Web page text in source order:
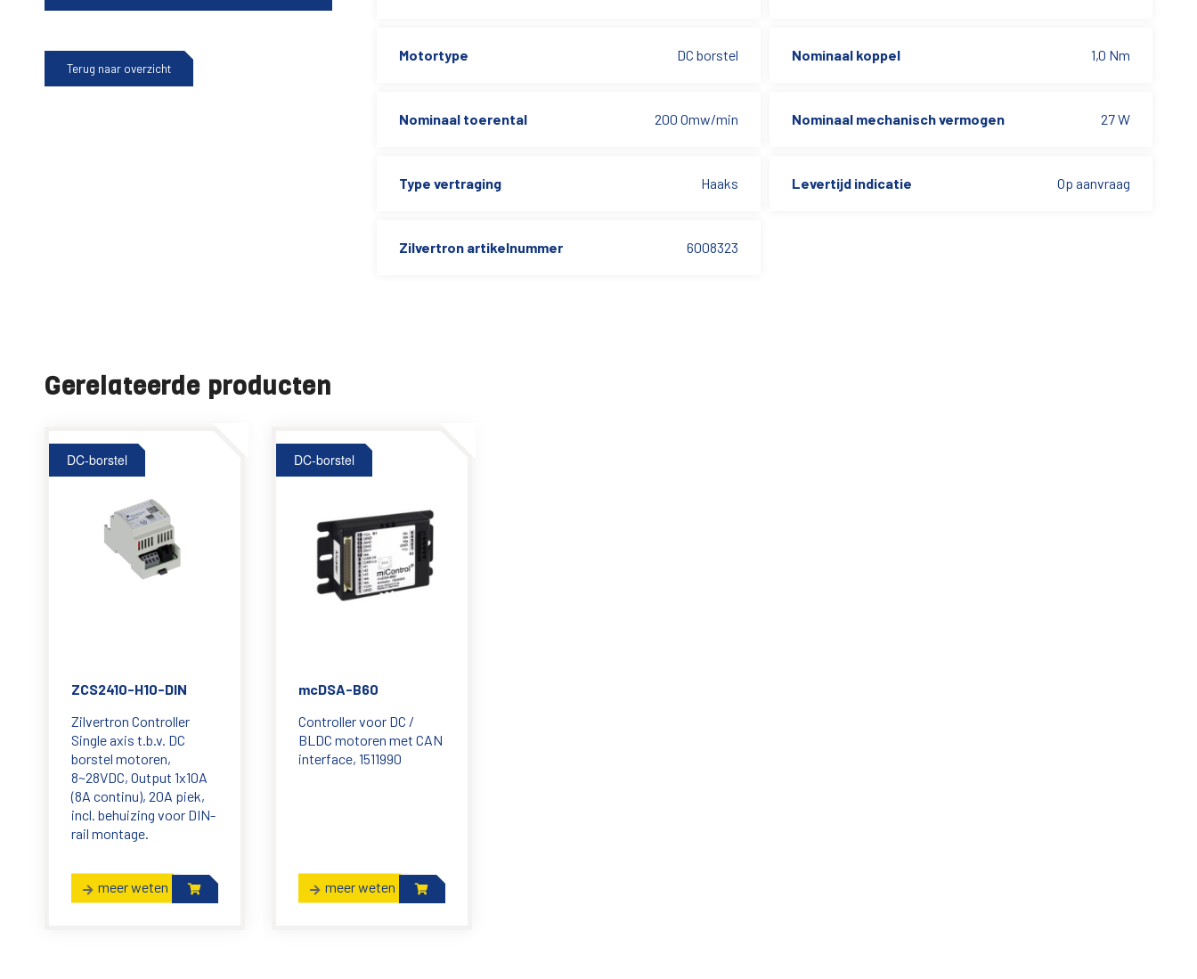
Terug naar overzicht
Motortype DC borstel Nominaal koppel 1,0 Nm
Nominaal toerental 200 Omw/min Nominaal mechanisch vermogen 27 W
Type vertraging Haaks Levertijd indicatie Op aanvraag
Zilvertron artikelnummer 6008323
Gerelateerde producten
DC-borstel
ZCS2410-H10-DIN
Zilvertron Controller
Single axis t.b.v. DC
borstel motoren,
8~28VDC, Output 1x10A
(8A continu), 20A piek,
incl. behuizing voor DIN-
rail montage.
meer weten
DC-borstel
mcDSA-B60
Controller voor DC /
BLDC motoren met CAN
interface, 1511990
meer weten